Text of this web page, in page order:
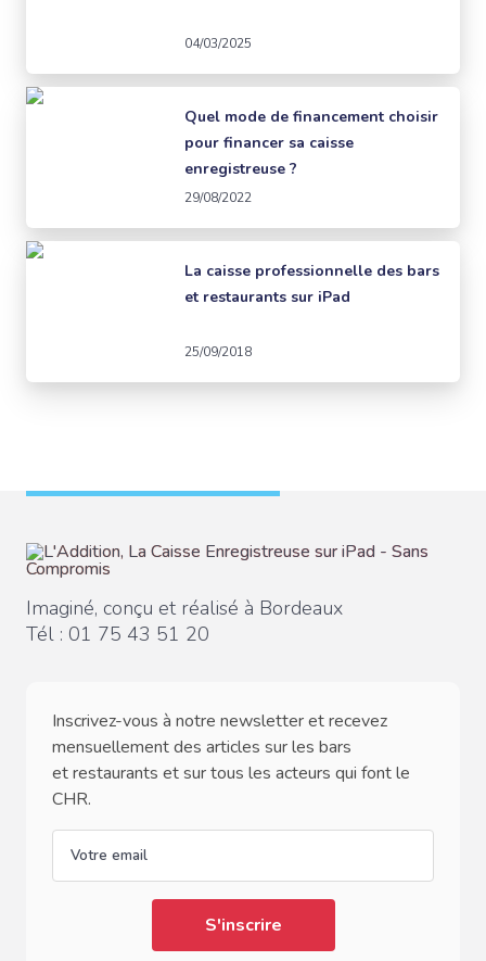
04/03/2025
Quel mode de financement choisir
pour financer sa caisse
enregistreuse ?
29/08/2022
La caisse professionnelle des bars
et restaurants sur iPad
25/09/2018
Imaginé, conçu et réalisé à Bordeaux
Tél : 01 75 43 51 20
Inscrivez-vous à notre newsletter et recevez
mensuellement des articles sur les bars
et restaurants et sur tous les acteurs qui font le
CHR.